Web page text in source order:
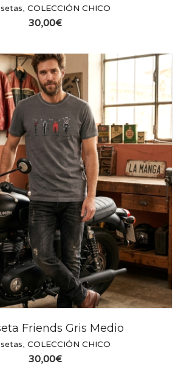
, COLECCIÓN CHICO
30,00€
Friends Gris Medio
, COLECCIÓN CHICO
30,00€